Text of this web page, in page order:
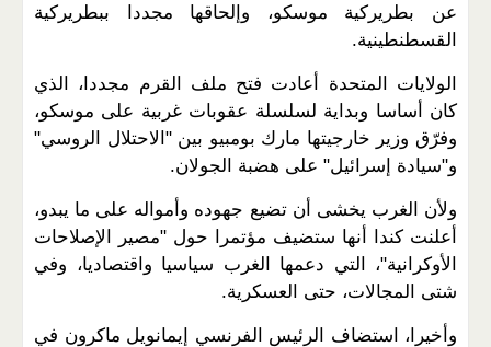
عن بطريركية موسكو، وإلحاقها مجددا ببطريركية
القسطنطينية.
الولايات المتحدة أعادت فتح ملف القرم مجددا، الذي
كان أساسا وبداية لسلسلة عقوبات غربية على موسكو،
وفرّق وزير خارجيتها مارك بومبيو بين "الاحتلال الروسي"
و"سيادة إسرائيل" على هضبة الجولان.
ولأن الغرب يخشى أن تضيع جهوده وأمواله على ما يبدو،
أعلنت كندا أنها ستضيف مؤتمرا حول "مصير الإصلاحات
الأوكرانية"، التي دعمها الغرب سياسيا واقتصاديا، وفي
شتى المجالات، حتى العسكرية.
وأخيرا، استضاف الرئيس الفرنسي إيمانويل ماكرون في